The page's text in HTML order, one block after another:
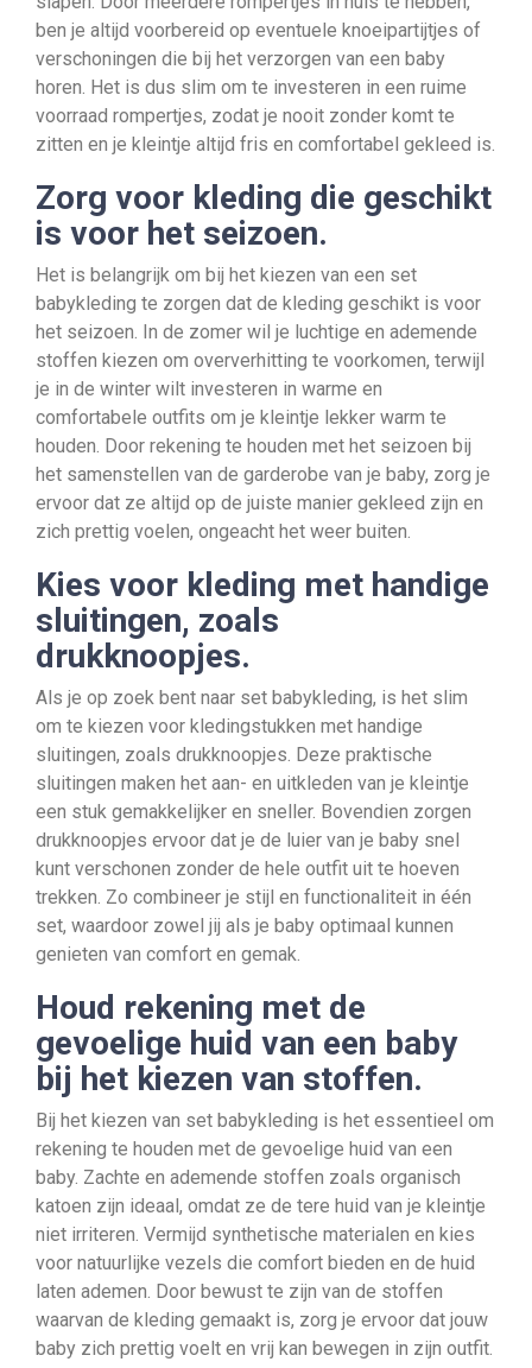
ben je altijd voorbereid op eventuele knoeipartijtjes of
verschoningen die bij het verzorgen van een baby
horen. Het is dus slim om te investeren in een ruime
voorraad rompertjes, zodat je nooit zonder komt te
zitten en je kleintje altijd fris en comfortabel gekleed is.
Zorg voor kleding die geschikt
is voor het seizoen.
Het is belangrijk om bij het kiezen van een set
babykleding te zorgen dat de kleding geschikt is voor
het seizoen. In de zomer wil je luchtige en ademende
stoffen kiezen om oververhitting te voorkomen, terwijl
je in de winter wilt investeren in warme en
comfortabele outfits om je kleintje lekker warm te
houden. Door rekening te houden met het seizoen bij
het samenstellen van de garderobe van je baby, zorg je
ervoor dat ze altijd op de juiste manier gekleed zijn en
zich prettig voelen, ongeacht het weer buiten.
Kies voor kleding met handige
sluitingen, zoals
drukknoopjes.
Als je op zoek bent naar set babykleding, is het slim
om te kiezen voor kledingstukken met handige
sluitingen, zoals drukknoopjes. Deze praktische
sluitingen maken het aan- en uitkleden van je kleintje
een stuk gemakkelijker en sneller. Bovendien zorgen
drukknoopjes ervoor dat je de luier van je baby snel
kunt verschonen zonder de hele outfit uit te hoeven
trekken. Zo combineer je stijl en functionaliteit in één
set, waardoor zowel jij als je baby optimaal kunnen
genieten van comfort en gemak.
Houd rekening met de
gevoelige huid van een baby
bij het kiezen van stoffen.
Bij het kiezen van set babykleding is het essentieel om
rekening te houden met de gevoelige huid van een
baby. Zachte en ademende stoffen zoals organisch
katoen zijn ideaal, omdat ze de tere huid van je kleintje
niet irriteren. Vermijd synthetische materialen en kies
voor natuurlijke vezels die comfort bieden en de huid
laten ademen. Door bewust te zijn van de stoffen
waarvan de kleding gemaakt is, zorg je ervoor dat jouw
baby zich prettig voelt en vrij kan bewegen in zijn outfit.